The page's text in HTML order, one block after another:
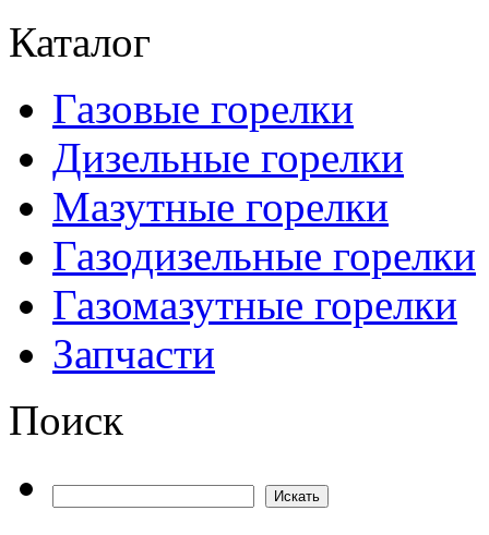
Каталог
Газовые горелки
Дизельные горелки
Мазутные горелки
Газодизельные горелки
Газомазутные горелки
Запчасти
Поиск